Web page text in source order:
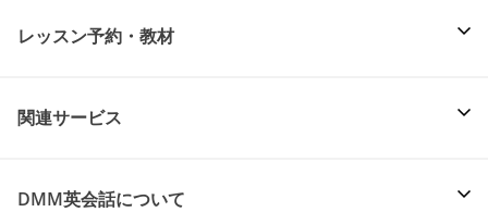
レッスン予約・教材
関連サービス
DMM英会話について